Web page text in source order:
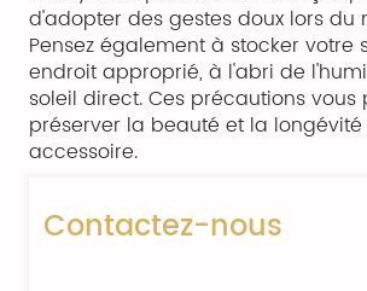
d'adopter des gestes doux lors du
Pensez également à stocker votre
endroit approprié, à l'abri de
soleil direct. Ces précautions
préserver la beauté et la
accessoire.
Contactez-nous